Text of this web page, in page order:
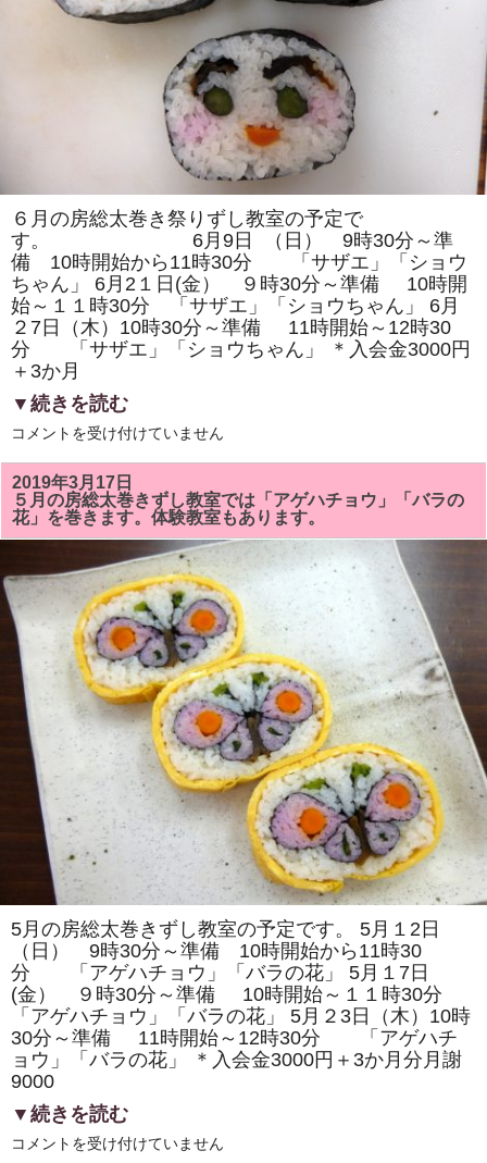
あ
り
ま
す。
は
６月の房総太巻き祭りずし教室の予定で
す。 6月9日 （日） 9時30分～準
備 10時開始から11時30分 「サザエ」「ショウ
ちゃん」 6月2１日(金） ９時30分～準備 10時開
始～１１時30分 「サザエ」「ショウちゃん」 6月
２7日（木）10時30分～準備 11時開始～12時30
分 「サザエ」「ショウちゃん」 ＊入会金3000円
＋3か月
▼続きを読む
６
の
房
総
太
巻
き
ず
教
室
で
は
「サ
ザ
エ」
「シ
ん」
験
教
室
も
あ
り
ま
す。
コメントを受け付けていません
2019年3月17日
５月の房総太巻きずし教室では「アゲハチョウ」「バラの
花」を巻きます。体験教室もあります。
5月の房総太巻きずし教室の予定です。 5月１2日
（日） 9時30分～準備 10時開始から11時30
分 「アゲハチョウ」「バラの花」 5月１7日
(金） ９時30分～準備 10時開始～１１時30分
「アゲハチョウ」「バラの花」 5月２3日（木）10時
30分～準備 11時開始～12時30分 「アゲハチ
ョウ」「バラの花」 ＊入会金3000円＋3か月分月謝
9000
▼続きを読む
５
コメントを受け付けていません